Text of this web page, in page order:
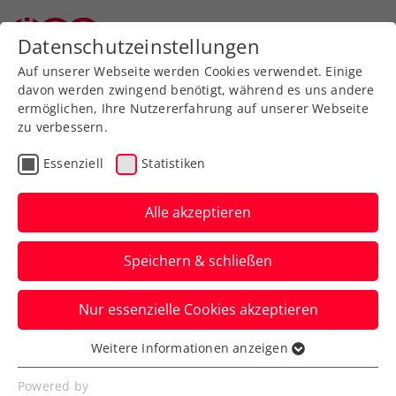
Zurück zur Newsübersicht
Kids & Jugend
Talenteschau in St.
Valentin und Haag
Die VARTA ÖTV Jugendmeisterschaften
gehen in die heiße Phase, am Sonntag
stehen die Entscheidungen an. Die ÖTV-
Spitze machte sich vor Ort ein Bild.
Verfasst von: Harald Schume, 20.08.2021
Datenschutzeinstellungen
Auf unserer Webseite werden Cookies verwendet. Einige
davon werden zwingend benötigt, während es uns andere
ermöglichen, Ihre Nutzererfahrung auf unserer Webseite
zu verbessern.
Essenziell Statistiken
Alle akzeptieren
Speichern & schließen
Nur essenzielle Cookies akzeptieren
Essenziell
Essenzielle Cookies werden für grundlegende
Weitere Informationen anzeigen
Powered by